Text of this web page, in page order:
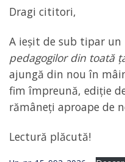
Dragi cititori,
A ieșit de sub tipar
pedagogilor din toată
ajungă din nou în
fim împreună, ediție
rămâneți aproape de
Lectură plăcută!